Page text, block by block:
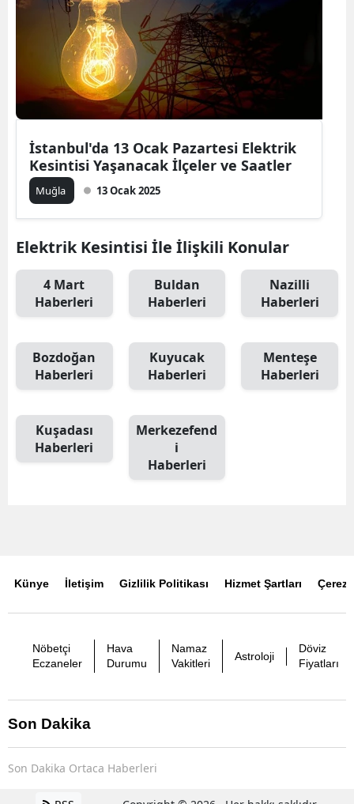
İstanbul'da 13 Ocak Pazartesi Elektrik
Kesintisi Yaşanacak İlçeler ve Saatler
Muğla 13 Ocak 2025
Elektrik Kesintisi İle İlişkili Konular
4 Mart
Haberleri
Buldan
Haberleri
Nazilli
Haberleri
Bozdoğan
Haberleri
Kuyucak
Haberleri
Menteşe
Haberleri
Kuşadası
Haberleri
Merkezefend
i
Haberleri
Künye İletişim Gizlilik Politikası Hizmet Şartları Çerez
Nöbetçi
Eczaneler
Hava
Durumu
Namaz
Vakitleri
Astroloji
Döviz
Fiyatları
Son Dakika
Son Dakika Ortaca Haberleri